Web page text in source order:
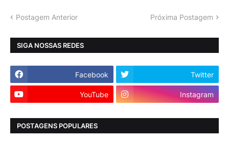
Postagem Anterior Próxima Postagem
SIGA NOSSAS REDES
Facebook Twitter
YouTube Instagram
POSTAGENS POPULARES